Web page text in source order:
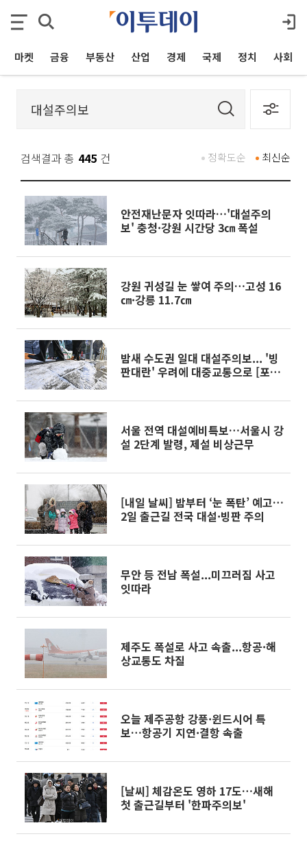
마켓 금융 부동산 산업 경제 국제 정치 사회
검색결과 총 445 건 최신순
정확도순
안전재난문자 잇따라…'대설주의
보' 충청·강원 시간당 3㎝ 폭설
강원 귀성길 눈 쌓여 주의…고성 16
㎝·강릉 11.7㎝
밤새 수도권 일대 대설주의보... '빙
판대란' 우려에 대중교통으로 [포토
서울 전역 대설예비특보…서울시 강
설 2단계 발령, 제설 비상근무
[내일 날씨] 밤부터 ‘눈 폭탄’ 예고…
2일 출근길 전국 대설·빙판 주의
무안 등 전남 폭설...미끄러짐 사고
잇따라
제주도 폭설로 사고 속출...항공·해
상교통도 차질
오늘 제주공항 강풍·윈드시어 특
보…항공기 지연·결항 속출
[날씨] 체감온도 영하 17도…새해
첫 출근길부터 '한파주의보'